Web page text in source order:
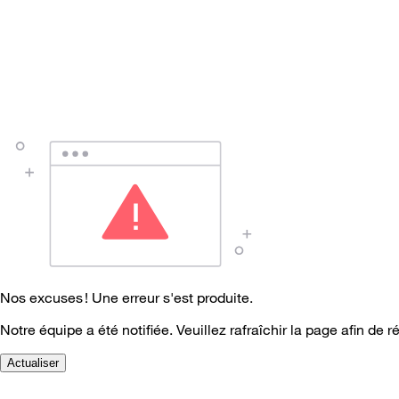
Nos excuses ! Une erreur s'est produite.
Notre équipe a été notifiée. Veuillez rafraîchir la page afin de
Actualiser